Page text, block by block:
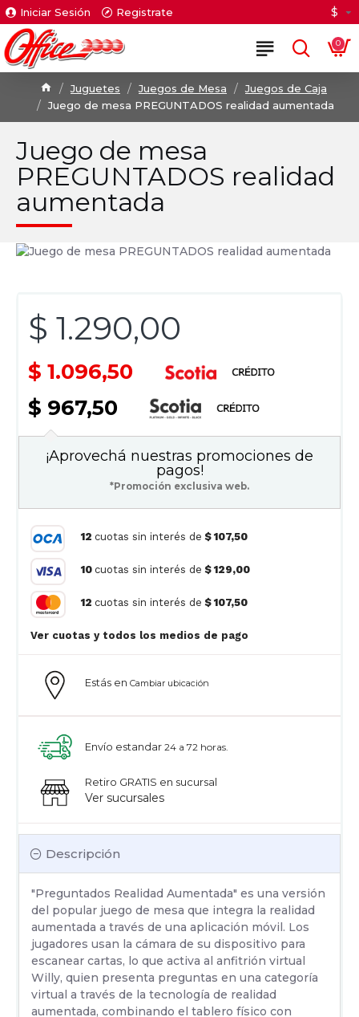
Iniciar Sesión Registrate $
0
Juguetes Juegos de Mesa
Juegos de Caja
Juego de mesa PREGUNTADOS realidad aumentada
Juego de mesa
PREGUNTADOS realidad
aumentada
$ 1.290,00
$ 1.096,50
$ 967,50
Descripción
"Preguntados Realidad Aumentada" es una versión
del popular juego de mesa que integra la realidad
aumentada a través de una aplicación móvil. Los
jugadores usan la cámara de su dispositivo para
escanear cartas, lo que activa al anfitrión virtual
Willy, quien presenta preguntas en una categoría
virtual a través de la tecnología de realidad
aumentada, combinando el tablero físico con
Estás en Cambiar ubicación
Envío estandar 24 a 72 horas.
Retiro GRATIS en sucursal
Ver sucursales
¡Aprovechá nuestras promociones de
pagos!
*Promoción exclusiva web.
12 cuotas sin interés de $ 107,50
10 cuotas sin interés de $ 129,00
12 cuotas sin interés de $ 107,50
Ver cuotas y todos los medios de pago